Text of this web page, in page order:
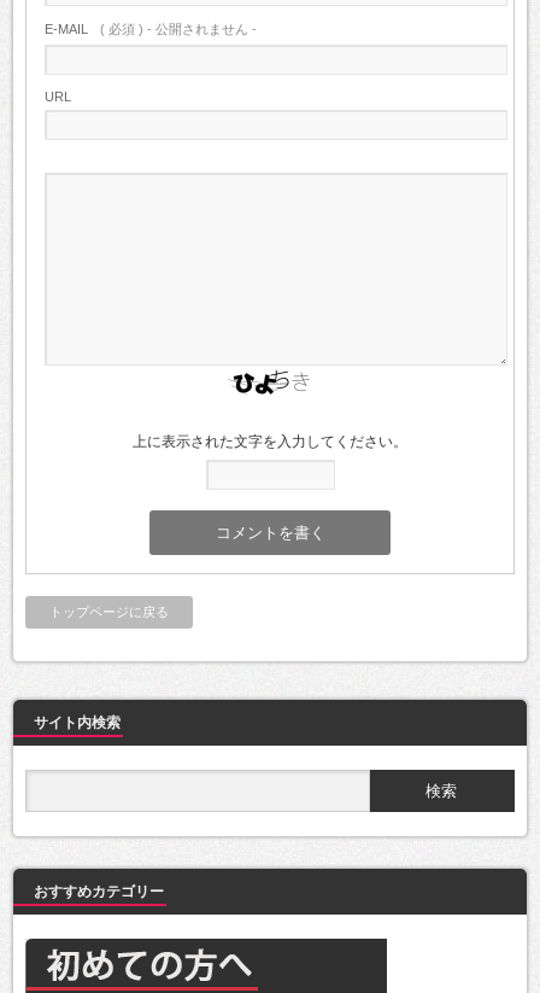
E-MAIL ( 必須 ) - 公開されません -
URL
上に表示された文字を入力してください。
トップページに戻る
サイト内検索
おすすめカテゴリー